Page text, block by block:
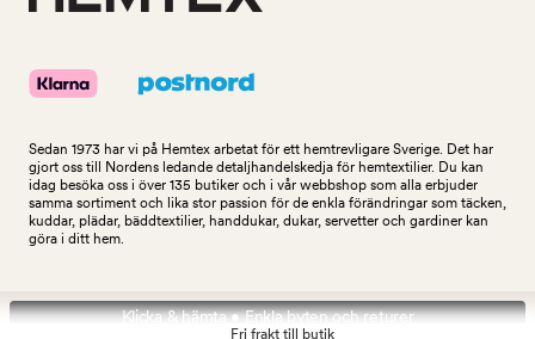
Fri frakt till butik
Sedan 1973 har vi på Hemtex arbetat för ett hemtrevligare Sverige. Det har
gjort oss till Nordens ledande detaljhandelskedja för hemtextilier. Du kan
idag besöka oss i över 135 butiker och i vår webbshop som alla erbjuder
samma sortiment och lika stor passion för de enkla förändringar som täcken,
kuddar, plädar, bäddtextilier, handdukar, dukar, servetter och gardiner kan
göra i ditt hem.
Klicka & hämta • Enkla byten och returer